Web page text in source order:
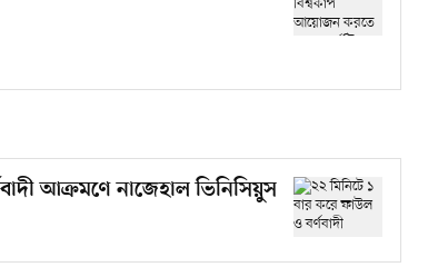
আক্রমণে নাজেহাল ভিনিসিয়ুস